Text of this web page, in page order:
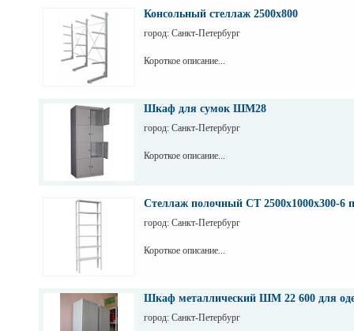
Консольный стеллаж 2500х800
город: Санкт-Петербург
Короткое описание...
Шкаф для сумок ШМ28
город: Санкт-Петербург
Короткое описание...
Стеллаж полочный СТ 2500х1000х300-6
город: Санкт-Петербург
Короткое описание...
Шкаф металлический ШМ 22 600 для
город: Санкт-Петербург